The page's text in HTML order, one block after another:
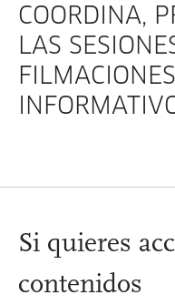
COORDINA,
LAS
Si quieres
contenidos